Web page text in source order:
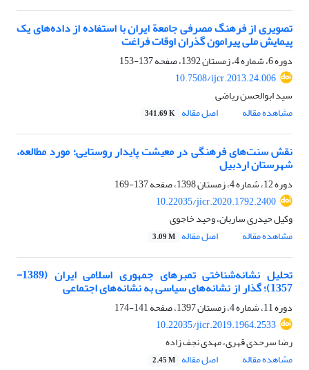
تصویری از فرهنگ مصرفی جامعة ایران با استفاده از داده‌های یک
پیمایش ملی پیرامون گذران اوقات فراغت
دوره 6، شماره 4، زمستان 1392، صفحه
137-153
10.7508/ijcr.2013.24.006
سید ابوالحسن ریاضی
مشاهده مقاله
اصل مقاله 341.69 K
نقش سنت‌های فرهنگی در معیشت پایدار روستایی؛ مورد مطالعه،
شهرستان اردبیل
دوره 12، شماره 4، زمستان 1398، صفحه
137-169
10.22035/jicr.2020.1792.2400
وکیل حیدری ساربان، وحید خاجوی
مشاهده مقاله
اصل مقاله 3.09 M
تحلیل نشانه‌شناختی تمبرهای جمهوری اسلامی ایران (1389-
1357)؛ گذار از نشانه‌های سیاسی به نشانه‌های اجتماعی
دوره 11، شماره 4، زمستان 1397، صفحه
141-174
10.22035/jicr.2019.1964.2533
رضا سرحدی قهری، مهدی نجف زاده
مشاهده مقاله
اصل مقاله 2.45 M